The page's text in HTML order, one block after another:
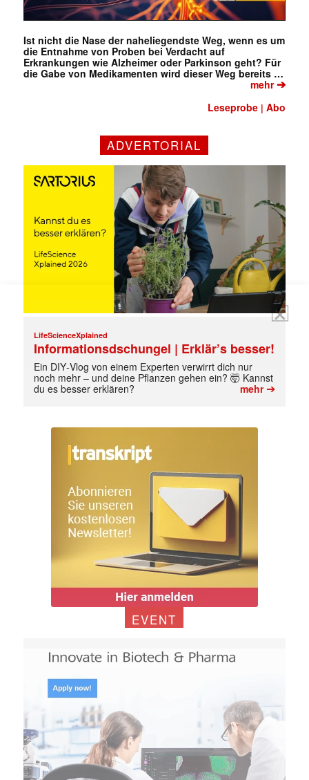
Mit dem |transkript-Newsletter
jede Woche aktuell informiert.
E-
Ist nicht die Nase der naheliegendste Weg, wenn es um
die Entnahme von Proben bei Verdacht auf
Erkrankungen wie Alzheimer oder Parkinson geht? Für
die Gabe von Medikamenten wird dieser Weg bereits …
mehr➔
Leseprobe |Abo
ADVERTORIAL
LifeScienceXplained
Informationsdschungel | Erklär’s besser!
Ein DIY‑Vlog von einem Experten verwirrt dich nur
noch mehr – und deine Pflanzen gehen ein? 🤯 Kannst
du es besser erklären?
mehr➔
EVENT